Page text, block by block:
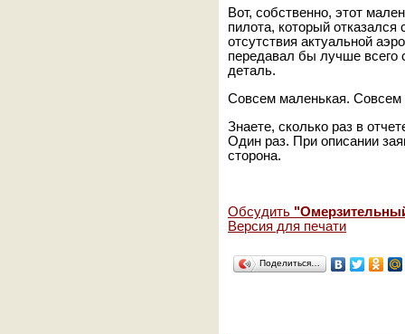
Вот, собственно, этот
пилота, который
отсутствия актуальной
передавал бы лучше
деталь.
Совсем маленькая. Совсем
Знаете, сколько раз в
Один раз. При описании
сторона.
Обсудить
Версия для печати
Поделиться…